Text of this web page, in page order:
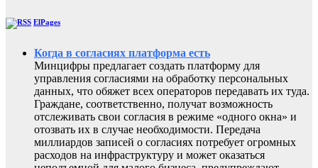
ElPages
Когда в согласиях платформа есть
Минцифры предлагает создать платформу для
управления согласиями на обработку персональных
данных, что обяжет всех операторов передавать их туда.
Граждане, соответственно, получат возможность
отслеживать свои согласия в режиме «одного окна» и
отозвать их в случае необходимости. Передача
миллиардов записей о согласиях потребует огромных
расходов на инфраструктуру и может оказаться